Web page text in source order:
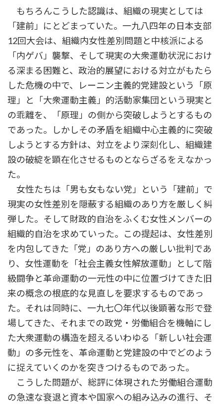
もちろんこうした認識は、組織の現実としては
「建前」にとどまっていた。一九八四年の日本支部
12回大会は、組織内女性差別問題と中核派による
「内ゲバ」襲撃、そして現実の大衆運動状況におけ
る深まる困難と、政治的展望における対立がもたら
した危機の中で、レーニン主義的党建設という「原
理」と「大衆運動主義」的活動家集団という現実と
の乖離を、「原理」の側から突破しようとするもの
であった。しかしその矛盾を組織中心主義的に突破
しようとする方針は、対立をより深刻化し、組織建
設の破綻を顕在化させるものとならざるをえなかっ
た。
女性たちは「男も女もない党」という「建前」で
現実の女性差別を隠蔽する組織のあり方を厳しく糾
弾した。そして財政的自治をふくむ女性メンバーの
組織的自治を求めていった。この提起は、女性差別
を内包してきた「党」のあり方への厳しい批判であ
り、女性運動を「社会主義女性解放運動」として階
級闘争と革命運動の一元性の中に位置づけてきた旧
来の概念の根底的な見直しを要求するものであっ
た。それは同時に、一九七〇年代以後顕著な形で登
場してきた、それまでの政党・労働組合を機軸にし
た大衆運動の構造を超えるいわゆる「新しい社会運
動」の多元性を、革命運動と党建設の中でどのよう
に捉えていくのかを突きつけるものであった。
こうした問題が、総評に体現された労働組合運動
の急速な衰退と資本や国家への組み込みの進行、そ